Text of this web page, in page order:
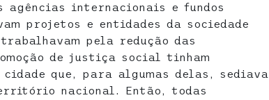
agências internacionais e fundos
projetos e entidades da sociedade
pela redução das
de justiça social tinham
que, para algumas delas, sediava
nacional. Então, todas